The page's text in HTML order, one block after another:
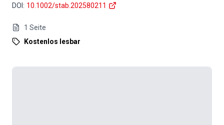
DOI : 10.1002/stab.202580211
1 Seite
Kostenlos lesbar